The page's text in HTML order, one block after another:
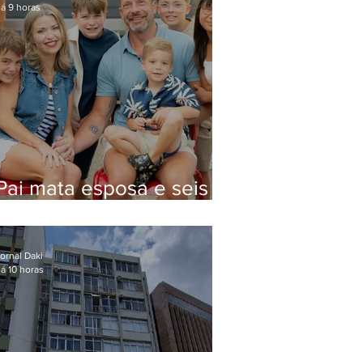
mata esposa e seis
9 horas
Daki
10 horas